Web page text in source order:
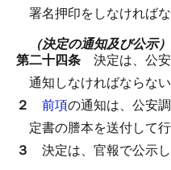
署名押印をしなければな
（決定の通知及び公示）
第二十四条 決定は、公
通知しなければならない
２ 前項の通知は、公安
定書の謄本を送付して行
３ 決定は、官報で公示